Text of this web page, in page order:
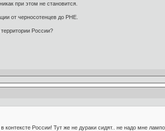
при этом не становится.
от черносотенцев до РНЕ.
России?
России! Тут же не дураки сидят.. не надо мне